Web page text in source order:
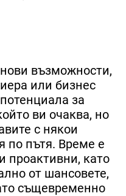
възможности,
или бизнес
за
ви очаква, но
с някои
по пътя. Време е
проактивни, като
от шансовете,
същевременно